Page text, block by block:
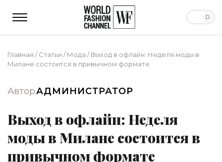
Главная /Статьи /Мода /Выход в офлайн: Неделя моды в
Милане состоится в привычном формате
АвторАДМИНИСТРАТОР
Выход в офлайн: Неделя
моды в Милане состоится в
привычном формате